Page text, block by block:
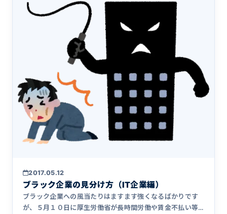
2017.05.12
ブラック企業の見分け方（IT企業編）
ブラック企業への風当たりはますます強くなるばかりです
が、５月１０日に厚生労働省が長時間労働や賃金不払い等